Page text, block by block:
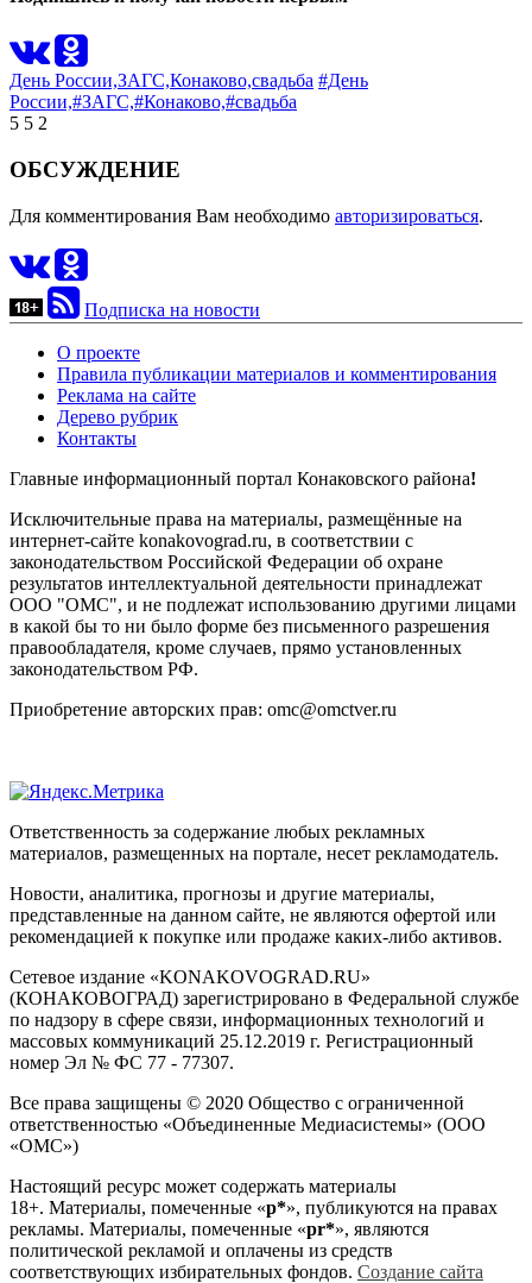
День России,ЗАГС,Конаково,свадьба #День
России,#ЗАГС,#Конаково,#свадьба
5 5 2
ОБСУЖДЕНИЕ
Для комментирования Вам необходимо авторизироваться.
Подписка на новости
О проекте
Правила публикации материалов и комментирования
Реклама на сайте
Дерево рубрик
Контакты
Главные информационный портал Конаковского района!
Исключительные права на материалы, размещённые на
интернет-сайте konakovograd.ru, в соответствии с
законодательством Российской Федерации об охране
результатов интеллектуальной деятельности принадлежат
ООО "ОМС", и не подлежат использованию другими лицами
в какой бы то ни было форме без письменного разрешения
правообладателя, кроме случаев, прямо установленных
законодательством РФ.
Приобретение авторских прав: omc@omctver.ru
Ответственность за содержание любых рекламных
материалов, размещенных на портале, несет рекламодатель.
Новости, аналитика, прогнозы и другие материалы,
представленные на данном сайте, не являются офертой или
рекомендацией к покупке или продаже каких-либо активов.
Сетевое издание «KONAKOVOGRAD.RU»
(КОНАКОВОГРАД) зарегистрировано в Федеральной службе
по надзору в сфере связи, информационных технологий и
массовых коммуникаций 25.12.2019 г. Регистрационный
номер Эл № ФС 77 - 77307.
Все права защищены © 2020 Общество с ограниченной
ответственностью «Объединенные Медиасистемы» (ООО
«ОМС»)
Настоящий ресурс может содержать материалы
18+. Материалы, помеченные «р*», публикуются на правах
рекламы. Материалы, помеченные «рr*», являются
политической рекламой и оплачены из средств
соответствующих избирательных фондов. Создание сайта